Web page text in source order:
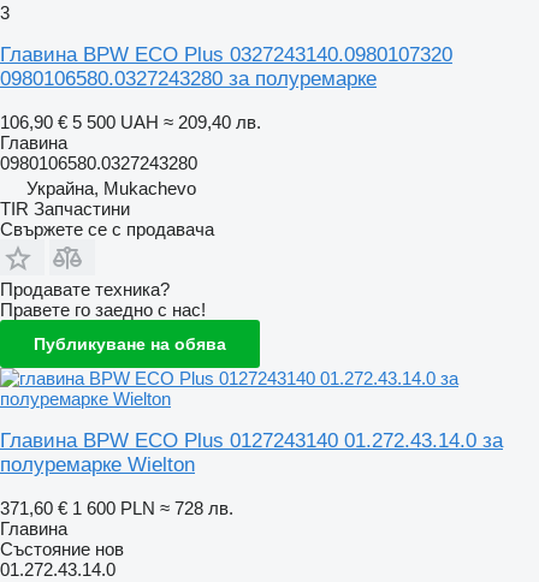
3
Главина BPW ECO Plus 0327243140.0980107320
0980106580.0327243280 за полуремарке
106,90 € 5 500 UAH ≈ 209,40 лв.
Главина
0980106580.0327243280
Украйна, Mukachevo
TIR Запчастини
Свържете се с продавача
Продавате техника?
Правете го заедно с нас!
Публикуване на обява
Главина BPW ECO Plus 0127243140 01.272.43.14.0 за
полуремарке Wielton
371,60 € 1 600 PLN ≈ 728 лв.
Главина
Състояние нов
01.272.43.14.0